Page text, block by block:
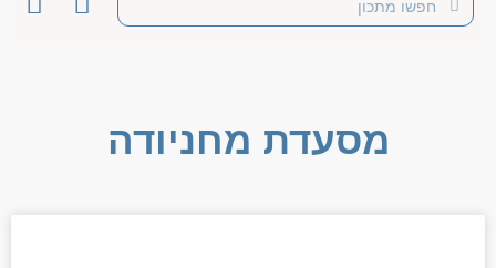
מסעדת מחניודה